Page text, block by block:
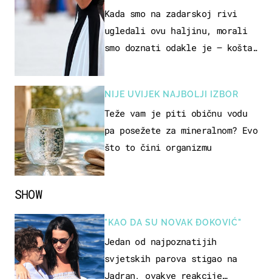
SHOW
"KAO DA SU NOVAK ĐOKOVIĆ"
Jedan od najpoznatijih
svjetskih parova stigao na
Jadran, ovakve reakcije
Kada smo na zadarskoj rivi
ugledali ovu haljinu, morali
smo doznati odakle je – košta
NIJE UVIJEK NAJBOLJI IZBOR
Teže vam je piti običnu vodu
pa posežete za mineralnom? Evo
što to čini organizmu